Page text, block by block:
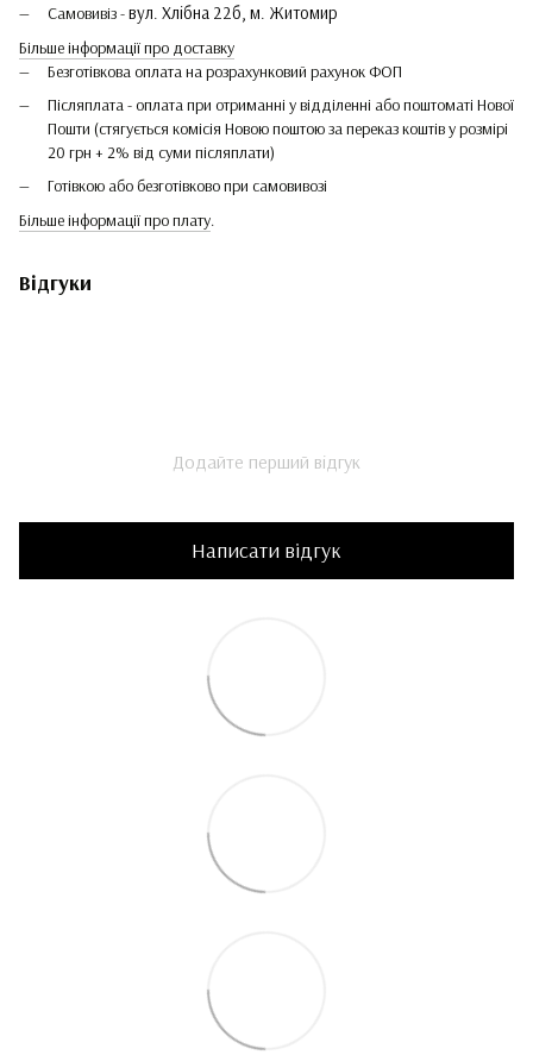
Самовивіз -вул. Хлібна 22б, м. Житомир
Більше інформації про доставку
Безготівкова оплата на розрахунковий рахунок ФОП
Післяплата - оплата при отриманні у відділенні або поштоматі Нової
Пошти (стягується комісія Новою поштою за переказ коштів у розмірі
20 грн + 2% від суми післяплати)
Готівкою або безготівково при самовивозі
Більше інформації про плату.
Відгуки
Додайте перший відгук
Написати відгук